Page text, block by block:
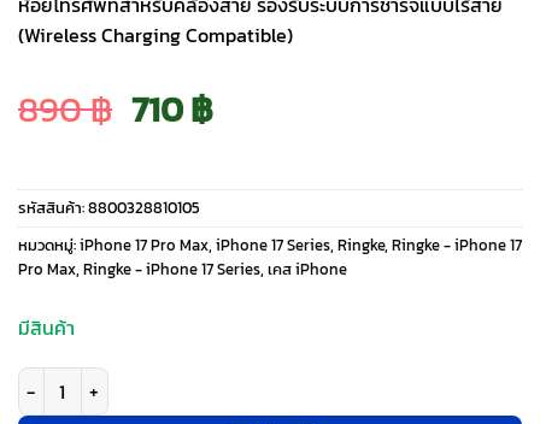
(Wireless Charging Compatible)
890฿ Original
price
was:
710฿Current
price
is:
รหัสสินค้า:8800328810105
หมวดหมู่:iPhone 17 Pro Max, iPhone 17 Series, Ringke, Ringke - iPhone 17
Pro Max, Ringke - iPhone 17 Series, เคส iPhone
มีสินค้า
จำนวน Ringke รุ่น Fusion Design - เคส iPhone 17 Pro Max - สี Seoul ชิ้น